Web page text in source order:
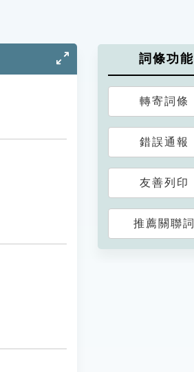
詞條功能
轉寄詞條
錯誤通報
友善列印
推薦關聯詞